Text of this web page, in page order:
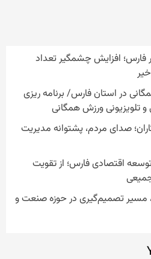
افزایش چشمگیر تعداد
همگانی در استان فارس/ برنامه ریزی
و تلویزیونی ورزش همگانی
صدای مردم، پشتوانه مدیریت
اقتصادی فارس؛ از تقویت
مسیر تصمیم‌گیری در حوزه صنعت و